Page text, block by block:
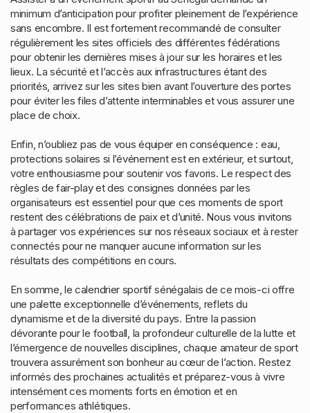
minimum d’anticipation pour profiter pleinement de l’expérience
sans encombre. Il est fortement recommandé de consulter
régulièrement les sites officiels des différentes fédérations
pour obtenir les dernières mises à jour sur les horaires et les
lieux. La sécurité et l’accès aux infrastructures étant des
priorités, arrivez sur les sites bien avant l’ouverture des portes
pour éviter les files d’attente interminables et vous assurer une
place de choix.
Enfin, n’oubliez pas de vous équiper en conséquence : eau,
protections solaires si l’événement est en extérieur, et surtout,
votre enthousiasme pour soutenir vos favoris. Le respect des
règles de fair-play et des consignes données par les
organisateurs est essentiel pour que ces moments de sport
restent des célébrations de paix et d’unité. Nous vous invitons
à partager vos expériences sur nos réseaux sociaux et à rester
connectés pour ne manquer aucune information sur les
résultats des compétitions en cours.
En somme, le calendrier sportif sénégalais de ce mois-ci offre
une palette exceptionnelle d’événements, reflets du
dynamisme et de la diversité du pays. Entre la passion
dévorante pour le football, la profondeur culturelle de la lutte et
l’émergence de nouvelles disciplines, chaque amateur de sport
trouvera assurément son bonheur au cœur de l’action. Restez
informés des prochaines actualités et préparez-vous à vivre
intensément ces moments forts en émotion et en
performances athlétiques.